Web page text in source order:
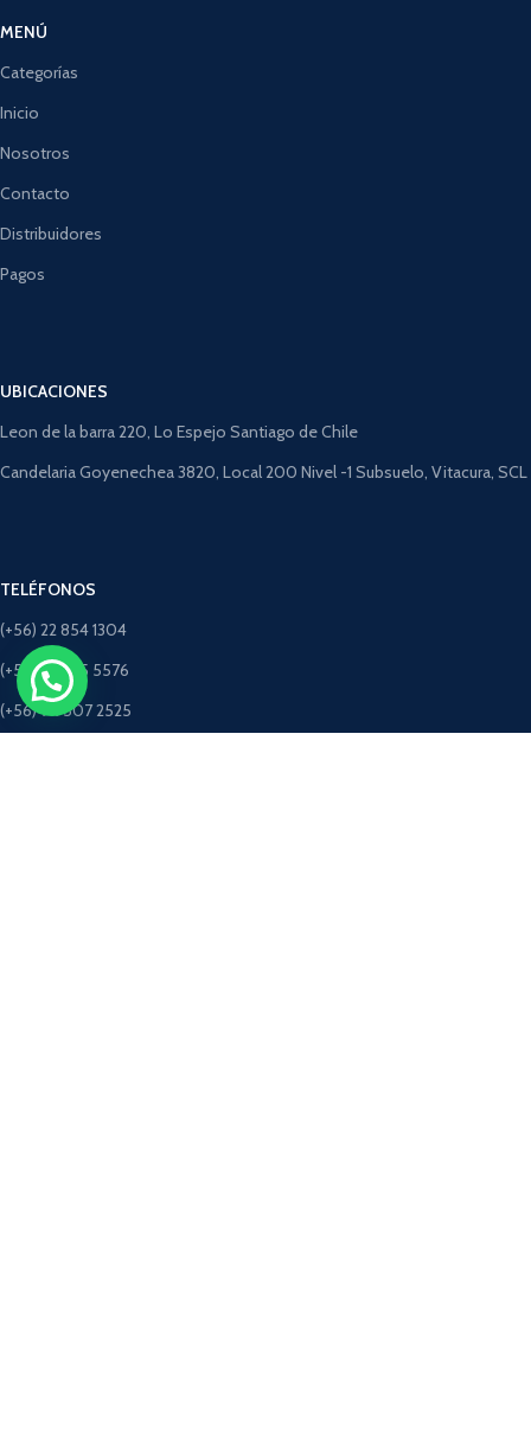
MENÚ
Categorías
Inicio
Nosotros
Contacto
Distribuidores
Pagos
UBICACIONES
Leon de la barra 220, Lo Espejo Santiago de Chile
Candelaria Goyenechea 3820, Local 200 Nivel -1 Subsuelo, Vitacura, SCL
TELÉFONOS
(+56) 22 854 1304
(+56) 9 4275 5576
(+56) 9 9507 2525